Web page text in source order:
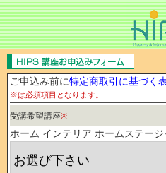
ご申込み前に特定商取引に基づく
※は必須項目となります。
受講希望講座※
ホーム インテリア ホームステージ